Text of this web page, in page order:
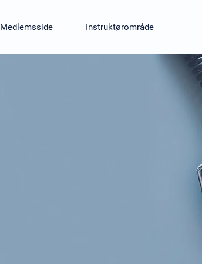
Medlemsside Instruktørområde